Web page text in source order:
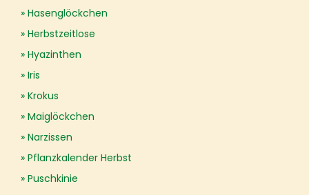
Hasenglöckchen
Herbstzeitlose
Hyazinthen
Iris
Krokus
Maiglöckchen
Narzissen
Pflanzkalender Herbst
Puschkinie